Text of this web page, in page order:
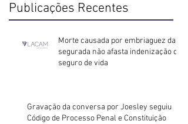
Publicações Recentes
Morte causada por embriaguez da
segurada não afasta indenização do
seguro de vida
Gravação da conversa por Joesley seguiu
Código de Processo Penal e Constituição